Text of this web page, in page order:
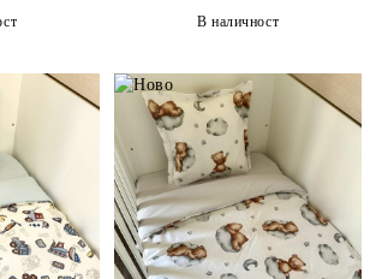
В наличност